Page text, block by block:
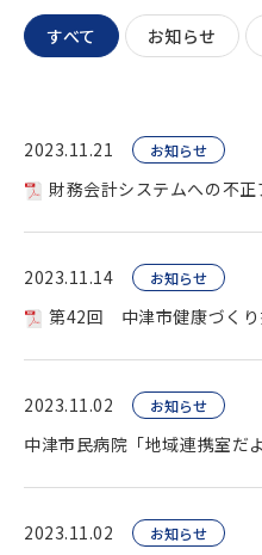
すべて お知らせ
2023.11.21 お知らせ
財務会計システムへの不正アクセ
2023.11.14 お知らせ
第42回 中津市健康づくり
2023.11.02 お知らせ
中津市民病院「地域連携室だ
2023.11.02 お知らせ